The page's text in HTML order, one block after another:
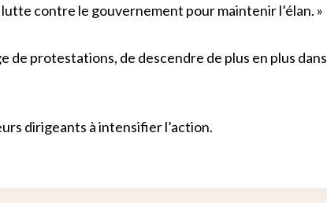
contre le gouvernement pour maintenir l’élan. »
de protestations, de descendre de plus en plus dans
dirigeants à intensifier l’action.